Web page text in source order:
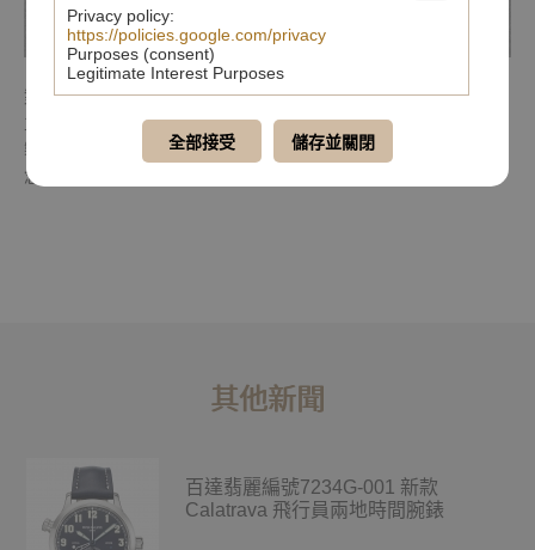
對於Oris而言，與他們的合作夥伴關係理念非常相符。Oris也是獨
立的瑞士腕錶公司，結合了精密製造與傳統手工工藝，
製造出精美高品質的手錶。Oris x Momotaro代表著共同的精神理
念。
其他新聞
百達翡麗編號7234G-001 新款
Calatrava 飛行員兩地時間腕錶
Privacy policy:
https://policies.google.com/privacy
Purposes (consent)
Legitimate Interest Purposes
全部接受 儲存並關閉